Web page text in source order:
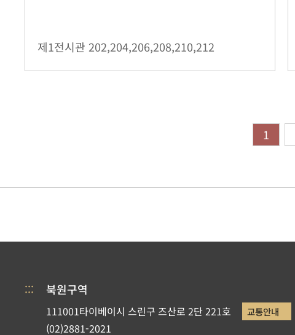
제1전시관 202,204,206,208,210,212
1
::: 북원구역
111001타이베이시 스린구 즈산로 2단 221호 교통안내
(02)2881-2021